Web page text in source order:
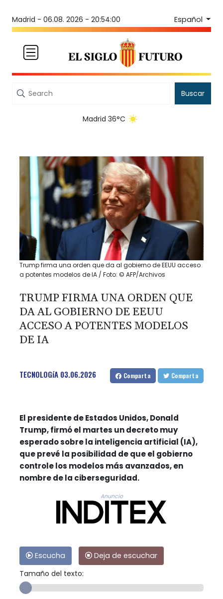
Madrid - 06.08. 2026 - 20:54:00 Español
Buscar
Madrid 36°C
Trump firma una orden que da al gobierno de EEUU acceso
a potentes modelos de IA / Foto: © AFP/Archivos
TRUMP FIRMA UNA ORDEN QUE
DA AL GOBIERNO DE EEUU
ACCESO A POTENTES MODELOS
DE IA
TECNOLOGíA 03.06.2026 Comparta Comparta
El presidente de Estados Unidos, Donald
Trump, firmó el martes un decreto muy
esperado sobre la inteligencia artificial (IA),
que prevé la posibilidad de que el gobierno
controle los modelos más avanzados, en
nombre de la ciberseguridad.
Anuncio
Escucha
Deja de escuchar
Tamaño del texto: